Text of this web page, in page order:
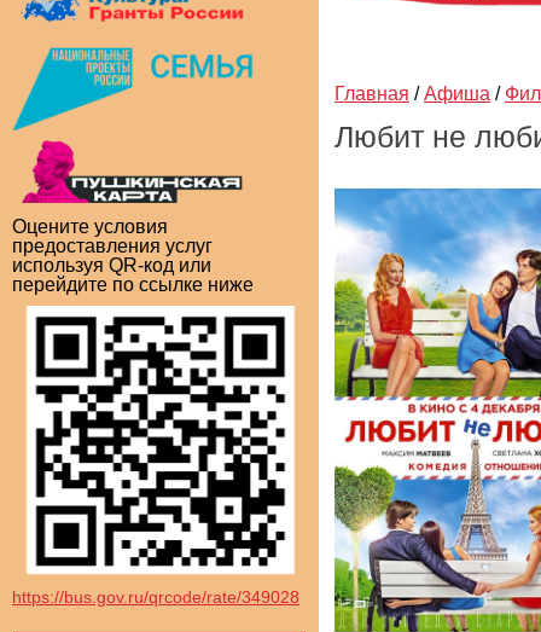
Оцените условия
предоставления услуг
используя QR-код или
перейдите по ссылке ниже
https://bus.gov.ru/qrcode/rate/349028
Главная / Афиша /
Любит не